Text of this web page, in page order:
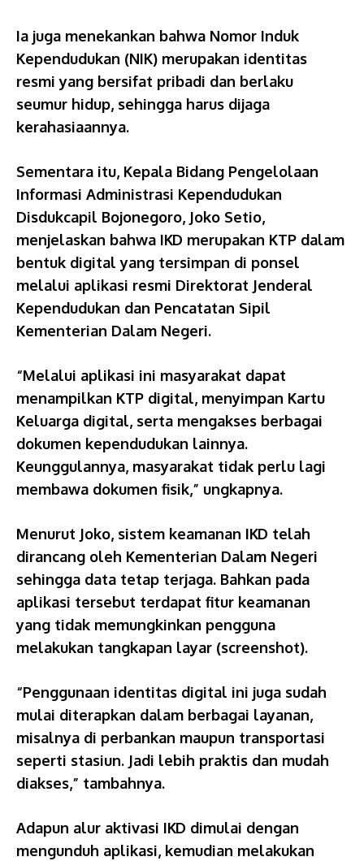
Ia juga menekankan bahwa Nomor Induk
Kependudukan (NIK) merupakan identitas
resmi yang bersifat pribadi dan berlaku
seumur hidup, sehingga harus dijaga
kerahasiaannya.
Sementara itu, Kepala Bidang Pengelolaan
Informasi Administrasi Kependudukan
Disdukcapil Bojonegoro, Joko Setio,
menjelaskan bahwa IKD merupakan KTP dalam
bentuk digital yang tersimpan di ponsel
melalui aplikasi resmi Direktorat Jenderal
Kependudukan dan Pencatatan Sipil
Kementerian Dalam Negeri.
“Melalui aplikasi ini masyarakat dapat
menampilkan KTP digital, menyimpan Kartu
Keluarga digital, serta mengakses berbagai
dokumen kependudukan lainnya.
Keunggulannya, masyarakat tidak perlu lagi
membawa dokumen fisik,” ungkapnya.
Menurut Joko, sistem keamanan IKD telah
dirancang oleh Kementerian Dalam Negeri
sehingga data tetap terjaga. Bahkan pada
aplikasi tersebut terdapat fitur keamanan
yang tidak memungkinkan pengguna
melakukan tangkapan layar (screenshot).
“Penggunaan identitas digital ini juga sudah
mulai diterapkan dalam berbagai layanan,
misalnya di perbankan maupun transportasi
seperti stasiun. Jadi lebih praktis dan mudah
diakses,” tambahnya.
Adapun alur aktivasi IKD dimulai dengan
mengunduh aplikasi, kemudian melakukan